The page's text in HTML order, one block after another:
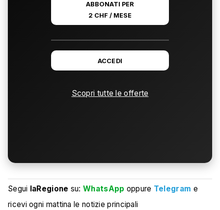
ABBONATI PER
2 CHF / MESE
ACCEDI
Scopri tutte le offerte
Segui laRegione su:WhatsApp oppure Telegram e
ricevi ogni mattina le notizie principali